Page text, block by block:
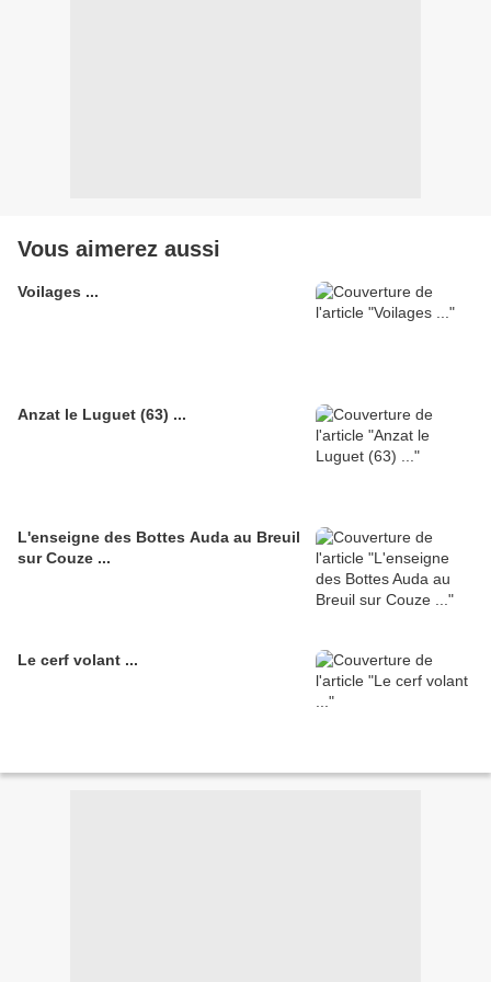
Vous aimerez aussi
Voilages ...
Anzat le Luguet (63) ...
L'enseigne des Bottes Auda au Breuil
sur Couze ...
Le cerf volant ...